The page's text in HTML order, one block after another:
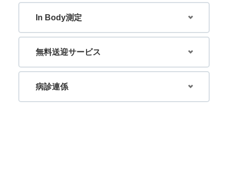
In Body測定
無料送迎サービス
病診連係